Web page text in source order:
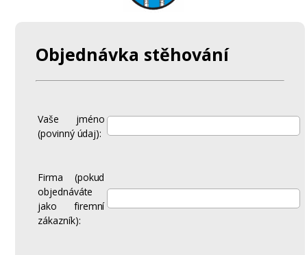
Objednávka stěhování
Vaše jméno
(povinný údaj):
Firma (pokud
objednáváte
jako firemní
zákazník):